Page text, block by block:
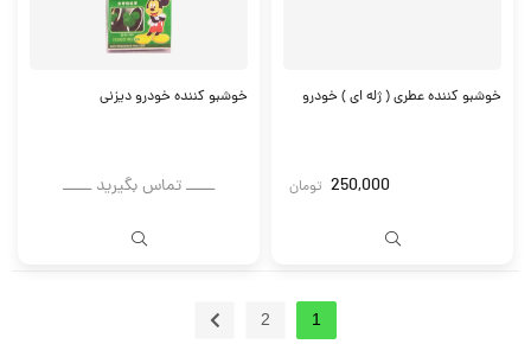
خوشبو کننده عطری ( ژله ای ) خودرو
250,000 تومان
خوشبو کننده خودرو دیزنی
ــــــ تماس بگیرید ــــــ
1
2